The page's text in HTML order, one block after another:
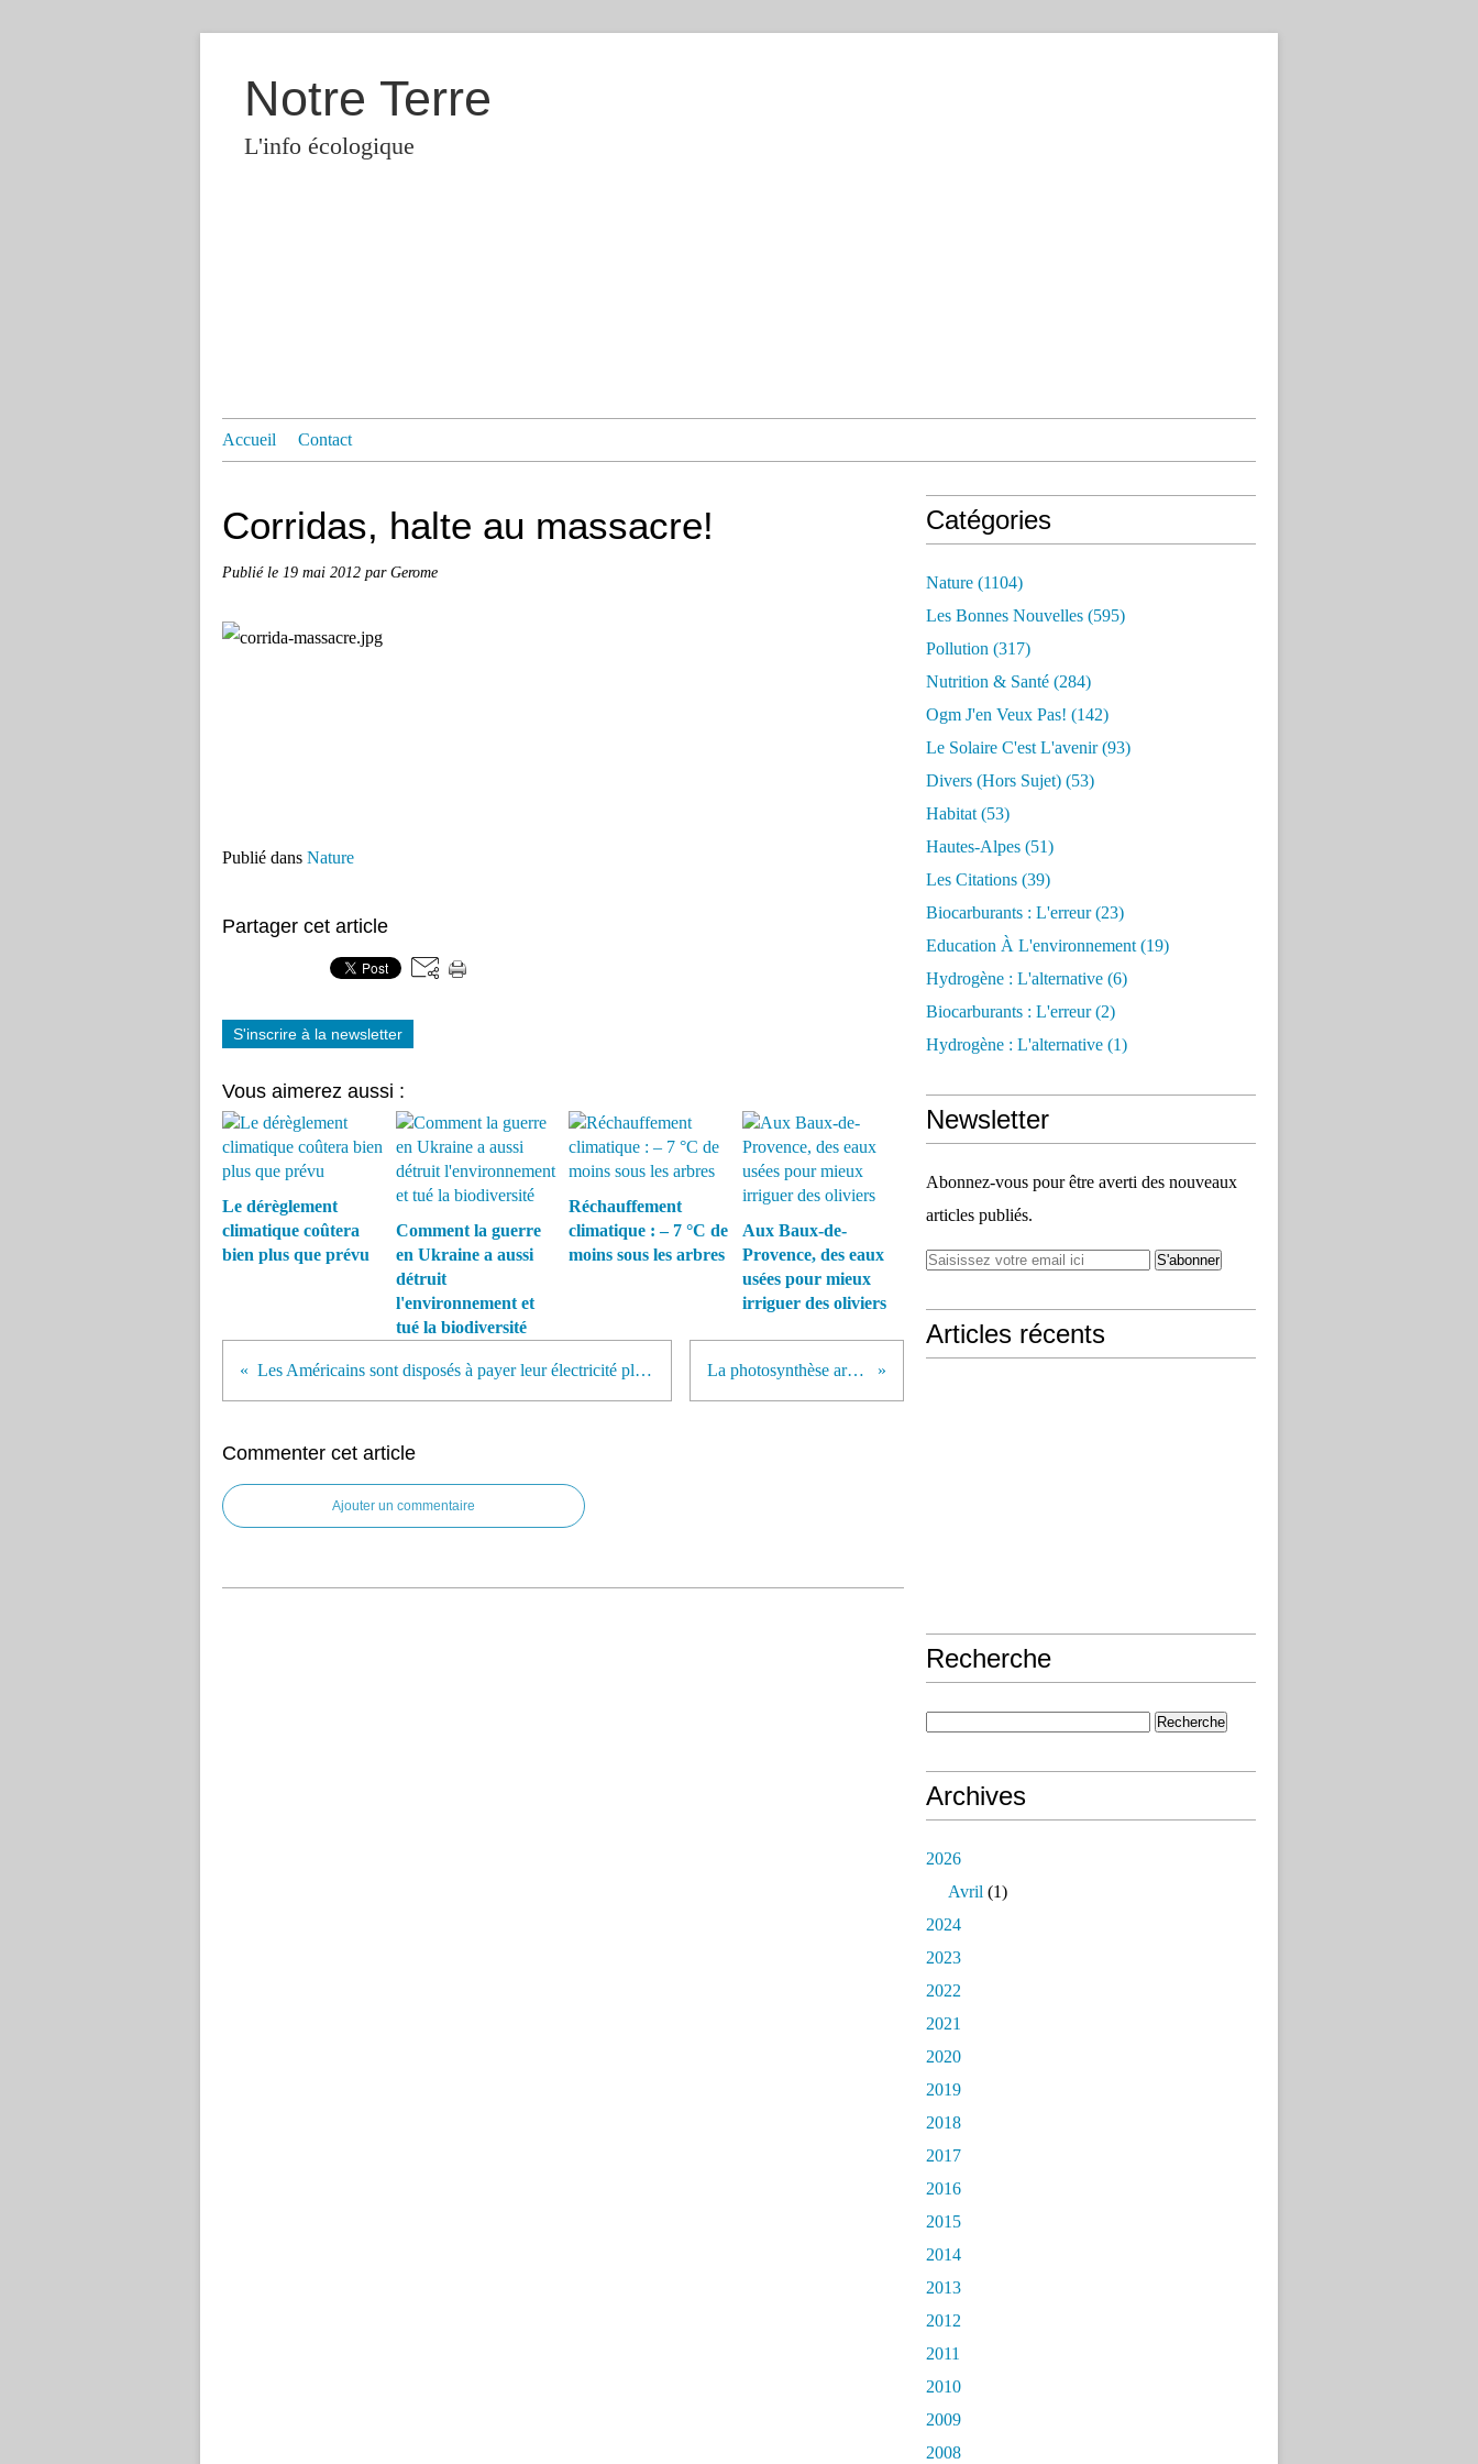
Notre Terre
L'info écologique
Accueil Contact
Corridas, halte au massacre!
Publié le 19 mai 2012 par Gerome
Publié dans Nature
Partager cet article
S'inscrire à la newsletter
Vous aimerez aussi :
Le dérèglement
climatique coûtera
bien plus que prévu
Comment la guerre
en Ukraine a aussi
détruit
l'environnement et
tué la biodiversité
Réchauffement
climatique : – 7 °C de
moins sous les arbres
Aux Baux-de-
Provence, des eaux
usées pour mieux
irriguer des oliviers
Les Américains sont disposés à payer leur électricité plus cher pour soutenir les énergies renouvelables La photosynthèse artificielle pour bientôt ?
Commenter cet article
Ajouter un commentaire
Catégories
Nature (1104)
Les Bonnes Nouvelles (595)
Pollution (317)
Nutrition & Santé (284)
Ogm J'en Veux Pas! (142)
Le Solaire C'est L'avenir(93)
Divers (hors Sujet) (53)
Habitat (53)
Hautes-Alpes (51)
Les Citations (39)
Biocarburants : L'erreur(23)
Education À L'environnement (19)
Hydrogène : L'alternative (6)
Biocarburants : L'erreur(2)
Hydrogène : L'alternative (1)
Newsletter
Abonnez-vous pour être averti des nouveaux
articles publiés.
Articles récents
Recherche
Archives
2026
Avril (1)
2024
2023
2022
2021
2020
2019
2018
2017
2016
2015
2014
2013
2012
2011
2010
2009
2008